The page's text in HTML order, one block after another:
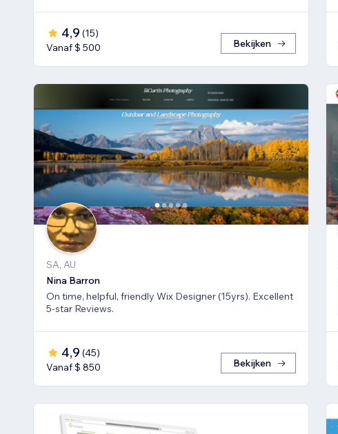
4,9 (15)
Vanaf $ 500
Bekijken
SA, AU
Nina Barron
On time, helpful, friendly Wix Designer (15yrs). Excellent
5-star Reviews.
4,9 (45)
Vanaf $ 850
Bekijken